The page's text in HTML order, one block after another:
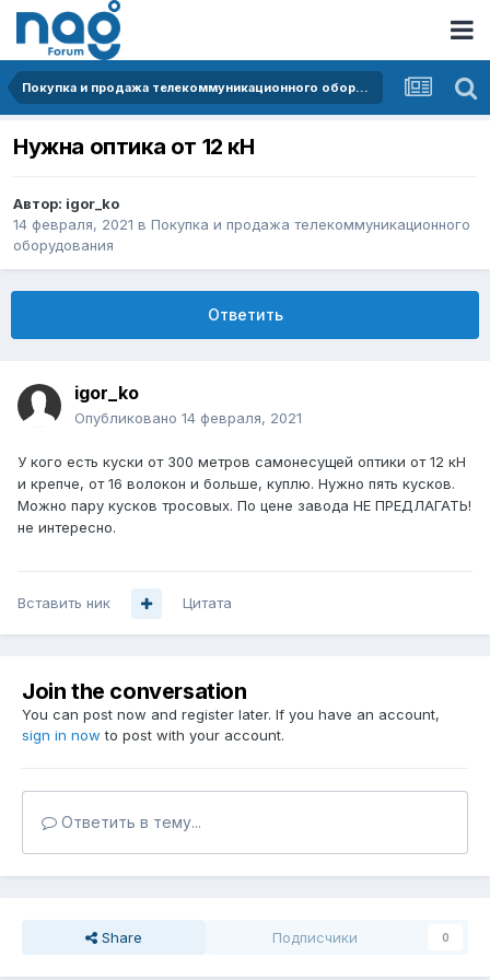
Покупка и продажа телекоммуникационного оборудования
Нужна оптика от 12 кН
Автор: igor_ko
14 февраля, 2021 в Покупка и продажа телекоммуникационного
оборудования
Ответить
igor_ko
Опубликовано 14 февраля, 2021
У кого есть куски от 300 метров самонесущей оптики от 12 кН
и крепче, от 16 волокон и больше, куплю. Нужно пять кусков.
Можно пару кусков тросовых. По цене завода НЕ ПРЕДЛАГАТЬ!
не интересно.
Вставить ник Цитата
Join the conversation
You can post now and register later. If you have an account,
sign in now to post with your account.
Ответить в тему...
Share Подписчики 0